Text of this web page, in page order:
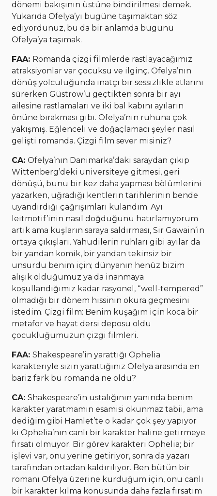
dönemi bakışının üstüne bindirilmesi demek.
Yukarıda Ofelya’yı bugüne taşımaktan söz
ediyordunuz, bu da bir anlamda bugünü
Ofelya’ya taşımak.
FAA: Romanda çizgi filmlerde rastlayacağımız
atraksiyonlar var çocuksu ve ilginç. Ofelya’nın
dönüş yolculuğunda inatçı bir sessizlikle atlarını
sürerken Güstrow’u geçtikten sonra bir ayı
ailesine rastlamaları ve iki bal kabını ayıların
önüne bırakması gibi. Ofelya’nın ruhuna çok
yakışmış. Eğlenceli ve doğaçlamacı şeyler nasıl
gelişti romanda. Çizgi film sever misiniz?
CA: Ofelya’nın Danimarka’daki saraydan çıkıp
Wittenberg’deki üniversiteye gitmesi, geri
dönüşü, bunu bir kez daha yapması bölümlerini
yazarken, uğradığı kentlerin tarihlerinin bende
uyandırdığı çağrışımları kulandım. Ayı
leitmotif’inin nasıl doğduğunu hatırlamıyorum
artık ama kuşların saraya saldırması, Sir Gawain’in
ortaya çıkışları, Yahudilerin ruhları gibi ayılar da
bir yandan komik, bir yandan tekinsiz bir
unsurdu benim için; dünyanın henüz bizim
alışık olduğumuz ya da inanmaya
koşullandığımız kadar rasyonel, “well-tempered”
olmadığı bir dönem hissinin okura geçmesini
istedim. Çizgi film: Benim kuşağım için koca bir
metafor ve hayat dersi deposu oldu
çocukluğumuzun çizgi filmleri.
FAA: Shakespeare’in yarattığı Ophelia
karakteriyle sizin yarattığınız Ofelya arasında en
bariz fark bu romanda ne oldu?
CA: Shakespeare’in ustalığının yanında benim
karakter yaratmamın esamisi okunmaz tabii, ama
dediğim gibi Hamlet’te o kadar çok şey yapıyor
ki Ophelia’nın canlı bir karakter haline getirmeye
fırsatı olmuyor. Bir görev karakteri Ophelia; bir
işlevi var, onu yerine getiriyor, sonra da yazarı
tarafından ortadan kaldırılıyor. Ben bütün bir
romanı Ofelya üzerine kurduğum için, onu canlı
bir karakter kılma konusunda daha fazla fırsatım